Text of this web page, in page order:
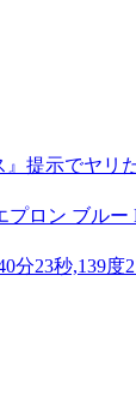
提示でヤリ
ロン ブルー
分23秒,139度